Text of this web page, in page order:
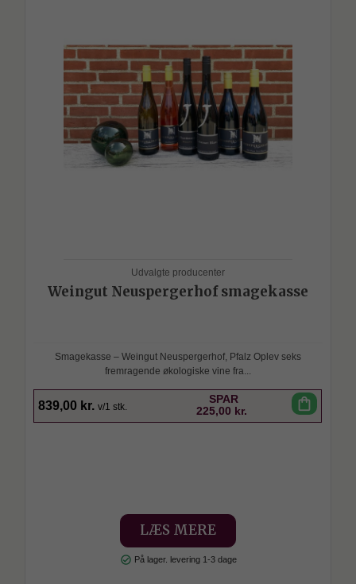
Udvalgte producenter
Weingut Neuspergerhof smagekasse
Smagekasse – Weingut Neuspergerhof, Pfalz Oplev seks
fremragende økologiske vine fra...
839,00 kr. v/1 stk.
SPAR
225,00 kr.
shopping_bag
LÆS MERE
check_circle På lager. levering 1-3 dage